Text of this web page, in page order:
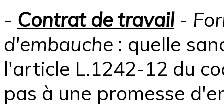
- Contrat de travail-
d'embauche : quelle
l'article L.1242-12 du
pas à une promesse